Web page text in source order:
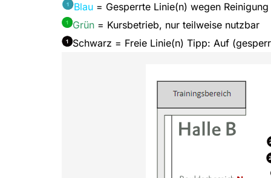
Blau = Gesperrte Linie(n) wegen Reinigung
Grün = Kursbetrieb, nur teilweise nutzbar
Schwarz = Freie Linie(n) Tipp: Auf